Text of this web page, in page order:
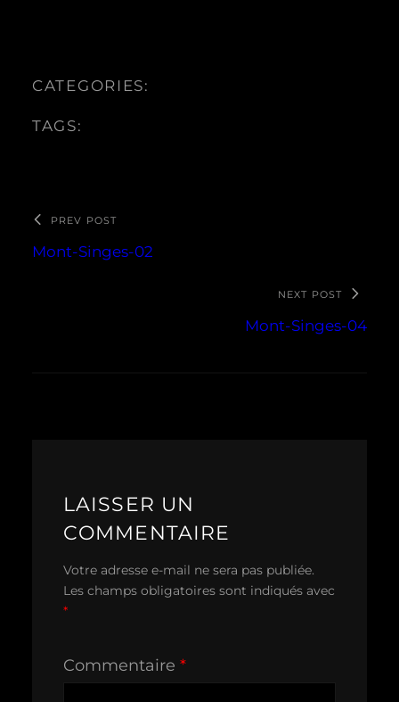
CATEGORIES:
TAGS:
PREV POST
Mont-Singes-02
NEXT POST
Mont-Singes-04
LAISSER UN
COMMENTAIRE
Votre adresse e-mail ne sera pas publiée.
Les champs obligatoires sont indiqués avec
*
Commentaire *